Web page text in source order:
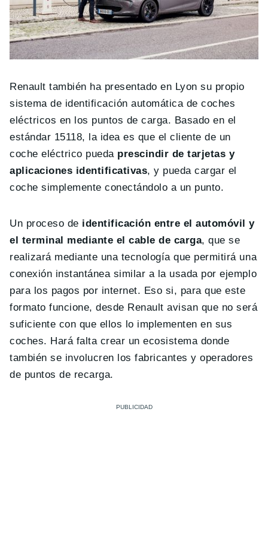
Renault también ha presentado en Lyon su propio
sistema de identificación automática de coches
eléctricos en los puntos de carga. Basado en el
estándar 15118, la idea es que el cliente de un
coche eléctrico pueda prescindir de tarjetas y
aplicaciones identificativas, y pueda cargar el
coche simplemente conectándolo a un punto.
Un proceso de identificación entre el automóvil y
el terminal mediante el cable de carga, que se
realizará mediante una tecnología que permitirá una
conexión instantánea similar a la usada por ejemplo
para los pagos por internet. Eso si, para que este
formato funcione, desde Renault avisan que no será
suficiente con que ellos lo implementen en sus
coches. Hará falta crear un ecosistema donde
también se involucren los fabricantes y operadores
de puntos de recarga.